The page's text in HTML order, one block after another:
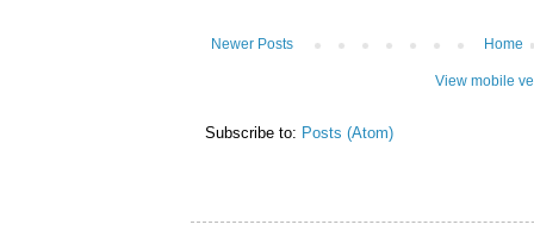
Newer Posts Home
View mobile
Subscribe to: Posts (Atom)